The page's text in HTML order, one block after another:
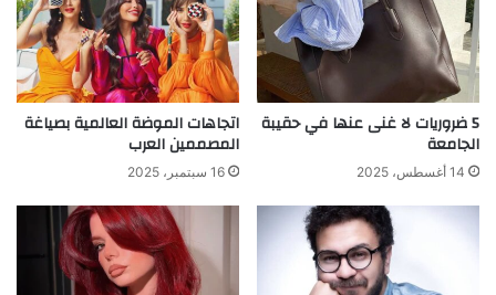
5 ضروريات لا غنى عنها في حقيبة
الجامعة
14 أغسطس، 2025
اتجاهات الموضة العالمية بصياغة
المصممين العرب
16 سبتمبر، 2025